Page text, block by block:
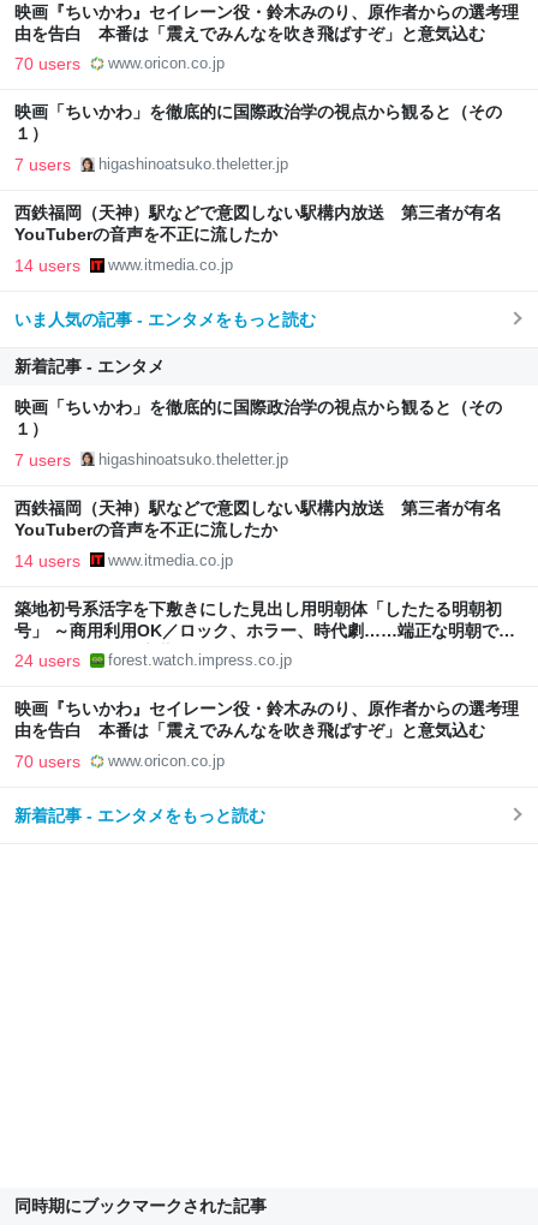
映画『ちいかわ』セイレーン役・鈴木みのり、原作者からの選考理
由を告白 本番は「震えでみんなを吹き飛ばすぞ」と意気込む
70 users www.oricon.co.jp
映画「ちいかわ」を徹底的に国際政治学の視点から観ると（その
１）
7 users higashinoatsuko.theletter.jp
西鉄福岡（天神）駅などで意図しない駅構内放送 第三者が有名
YouTuberの音声を不正に流したか
14 users www.itmedia.co.jp
いま人気の記事 - エンタメをもっと読む
新着記事 - エンタメ
映画「ちいかわ」を徹底的に国際政治学の視点から観ると（その
１）
7 users higashinoatsuko.theletter.jp
西鉄福岡（天神）駅などで意図しない駅構内放送 第三者が有名
YouTuberの音声を不正に流したか
14 users www.itmedia.co.jp
築地初号系活字を下敷きにした見出し用明朝体「したたる明朝初
号」 ～商用利用OK／ロック、ホラー、時代劇……端正な明朝では
物足りない“強い言葉”のために
24 users forest.watch.impress.co.jp
映画『ちいかわ』セイレーン役・鈴木みのり、原作者からの選考理
由を告白 本番は「震えでみんなを吹き飛ばすぞ」と意気込む
70 users www.oricon.co.jp
新着記事 - エンタメをもっと読む
同時期にブックマークされた記事